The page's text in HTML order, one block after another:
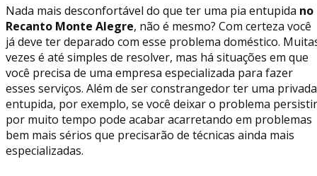
Nada mais desconfortável do que ter uma pia entupida no
Recanto Monte Alegre, não é mesmo? Com certeza você
já deve ter deparado com esse problema doméstico.
vezes é até simples de resolver, mas há situações em que
você precisa de uma empresa especializada para fazer
esses serviços. Além de ser constrangedor ter uma privada
entupida, por exemplo, se você deixar o problema persistir
por muito tempo pode acabar acarretando em problemas
bem mais sérios que precisarão de técnicas ainda mais
especializadas.